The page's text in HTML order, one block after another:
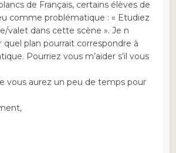
de Français, certains élèves de
comme problématique : « Etudiez
valet dans cette scène ». Je n
quel plan pourrait correspondre à
Pourriez vous m’aider s’il vous
vous aurez un peu de temps pour